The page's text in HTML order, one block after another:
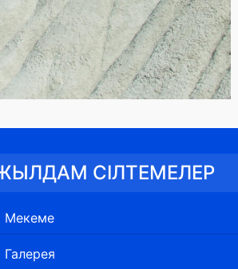
СІЛТЕМЕЛЕР
Мекеме
Галерея